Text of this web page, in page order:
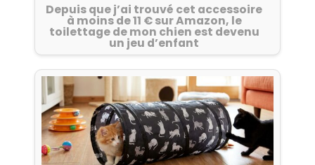
Depuis que j’ai trouvé cet accessoire
à moins de 11 € sur Amazon, le
toilettage de mon chien est devenu
un jeu d’enfant